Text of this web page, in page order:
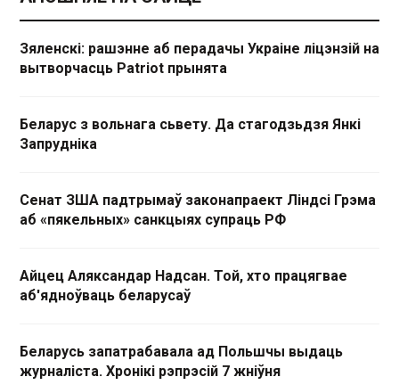
Зяленскі: рашэнне аб перадачы Украіне ліцэнзій на
вытворчасць Patriot прынята
Беларус з вольнага сьвету. Да стагодзьдзя Янкі
Запрудніка
Сенат ЗША падтрымаў законапраект Ліндсі Грэма
аб «пякельных» санкцыях супраць РФ
Айцец Аляксандар Надсан. Той, хто працягвае
аб'ядноўваць беларусаў
Беларусь запатрабавала ад Польшчы выдаць
журналіста. Хронікі рэпрэсій 7 жніўня